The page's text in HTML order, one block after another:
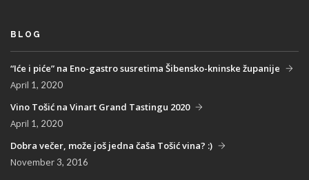
BLOG
“Iće i piće” na Eno-gastro susretima Šibensko-kninske županije
April 1, 2020
Vino Tošić na Vinart Grand Tastingu 2020
April 1, 2020
Dobra večer, može još jedna čaša Tošić vina? :)
November 3, 2016